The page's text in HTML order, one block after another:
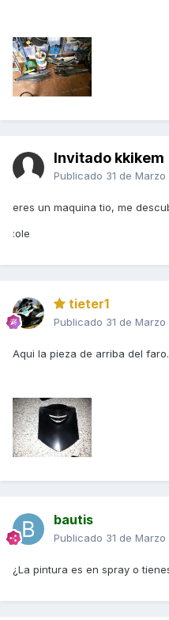
Invitado kkikem
Publicado 31 de Marzo
eres un maquina tio, me
:ole
tieter1
Publicado 31 de Marzo
Aqui la pieza de arriba del
bautis
Publicado 31 de Marzo
¿La pintura es en spray o